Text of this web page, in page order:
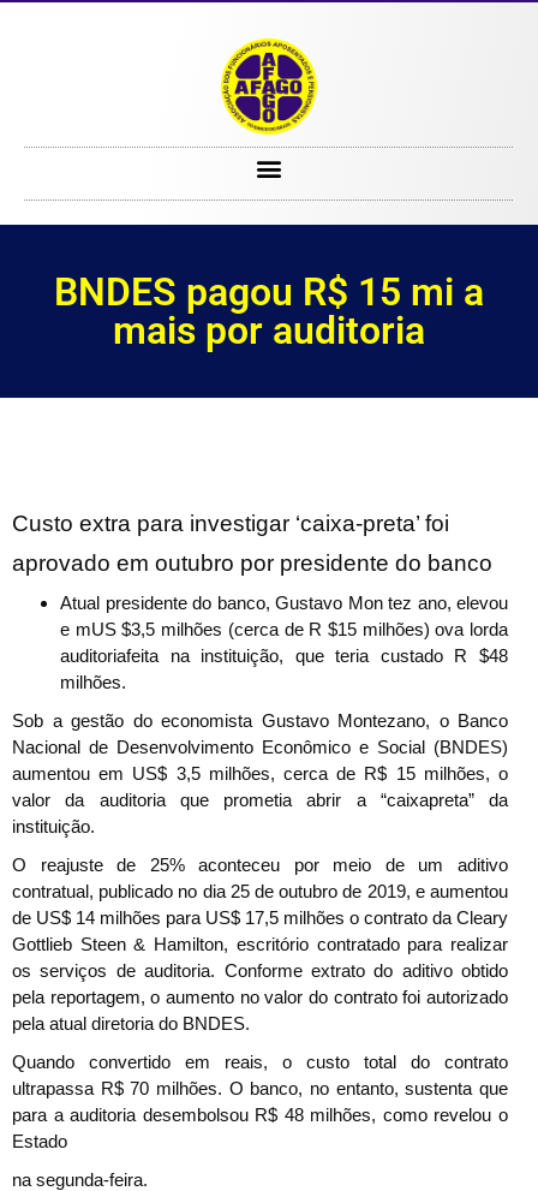
BNDES pagou R$ 15 mi a
mais por auditoria
Custo extra para investigar ‘caixa-preta’ foi
aprovado em outubro por presidente do banco
Atual presidente do banco, Gustavo Mon tez ano, elevou
e mUS $3,5 milhões (cerca de R $15 milhões) ova lorda
auditoriafeita na instituição, que teria custado R $48
milhões.
Sob a gestão do economista Gustavo Montezano, o Banco
Nacional de Desenvolvimento Econômico e Social (BNDES)
aumentou em US$ 3,5 milhões, cerca de R$ 15 milhões, o
valor da auditoria que prometia abrir a “caixapreta” da
instituição.
O reajuste de 25% aconteceu por meio de um aditivo
contratual, publicado no dia 25 de outubro de 2019, e aumentou
de US$ 14 milhões para US$ 17,5 milhões o contrato da Cleary
Gottlieb Steen & Hamilton, escritório contratado para realizar
os serviços de auditoria. Conforme extrato do aditivo obtido
pela reportagem, o aumento no valor do contrato foi autorizado
pela atual diretoria do BNDES.
Quando convertido em reais, o custo total do contrato
ultrapassa R$ 70 milhões. O banco, no entanto, sustenta que
para a auditoria desembolsou R$ 48 milhões, como revelou o
Estado
na segunda-feira.